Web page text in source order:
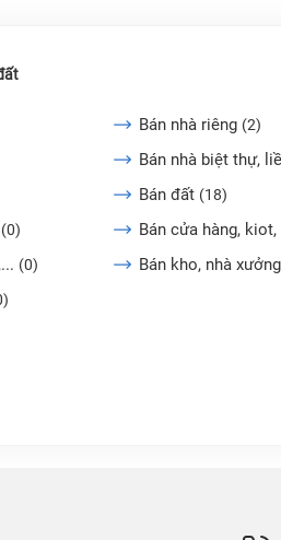
Bán nhà riêng (2)
Bán nhà biệt thự,
Bán đất (18)
(0) Bán cửa hàng, kiot,
(0) Bán kho, nhà xưởng